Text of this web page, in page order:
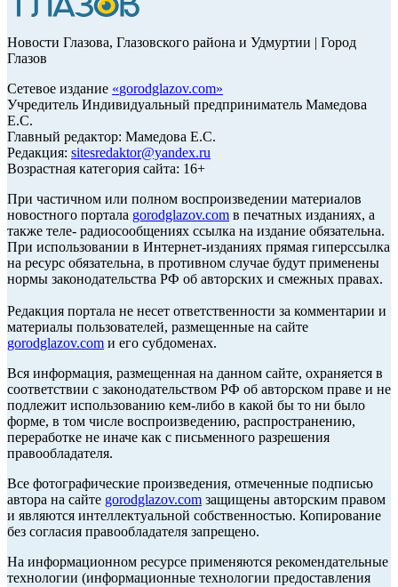
Новости Глазова, Глазовского района и Удмуртии | Город
Глазов
Сетевое издание «gorodglazov.com»
Учредитель Индивидуальный предприниматель Мамедова
Е.С.
Главный редактор: Мамедова Е.С.
Редакция: sitesredaktor@yandex.ru
Возрастная категория сайта: 16+
При частичном или полном воспроизведении материалов
новостного портала gorodglazov.com в печатных изданиях, а
также теле- радиосообщениях ссылка на издание обязательна.
При использовании в Интернет-изданиях прямая гиперссылка
на ресурс обязательна, в противном случае будут применены
нормы законодательства РФ об авторских и смежных правах.
Редакция портала не несет ответственности за комментарии и
материалы пользователей, размещенные на сайте
gorodglazov.com и его субдоменах.
Вся информация, размещенная на данном сайте, охраняется в
соответствии с законодательством РФ об авторском праве и не
подлежит использованию кем-либо в какой бы то ни было
форме, в том числе воспроизведению, распространению,
переработке не иначе как с письменного разрешения
правообладателя.
Все фотографические произведения, отмеченные подписью
автора на сайте gorodglazov.com защищены авторским правом
и являются интеллектуальной собственностью. Копирование
без согласия правообладателя запрещено.
На информационном ресурсе применяются рекомендательные
технологии (информационные технологии предоставления